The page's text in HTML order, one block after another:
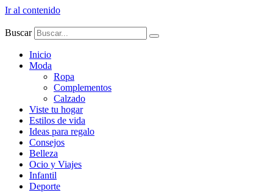
Ir al contenido
Buscar
Inicio
Moda
Ropa
Complementos
Calzado
Viste tu hogar
Estilos de vida
Ideas para regalo
Consejos
Belleza
Ocio y Viajes
Infantil
Deporte